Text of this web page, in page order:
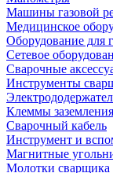
Машины газовой
Медицинское
Оборудование для
Сетевое
Сварочные
Инструменты
Клеммы заземления
Сварочный кабель
Инструмент и
Магнитные
Молотки сварщика